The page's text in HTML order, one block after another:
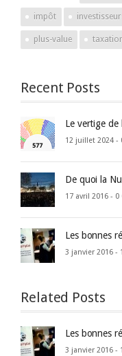
impôt
plus-value
Recent Posts
Le vertige de
12 juillet 2024 -
De quoi la
17 avril 2016 - 0
Les bonnes
3 janvier 2016 -
Related Posts
Les bonnes
3 janvier 2016 -